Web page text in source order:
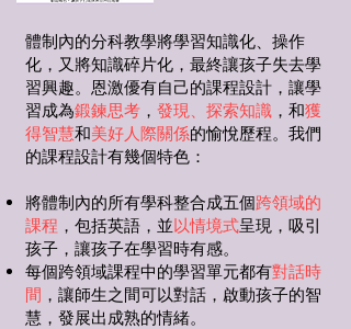
體制內的分科教學將學習知識化、操作
化，又將知識碎片化，最終讓孩子失去學
習興趣。恩激優有自己的課程設計，讓學
習成為鍛鍊思考 ， 發現、探索知識 ，和獲
得智慧和美好人際關係的愉悅歷程。我們
的課程設計有幾個特色：
將體制內的所有學科整合成五個跨領域的
課程 ，包括英語，並以情境式呈現，吸引
孩子，讓孩子在學習時有感。
每個跨領域課程中的學習單元都有對話時
間 ，讓師生之間可以對話，啟動孩子的智
慧，發展出成熟的情緒。